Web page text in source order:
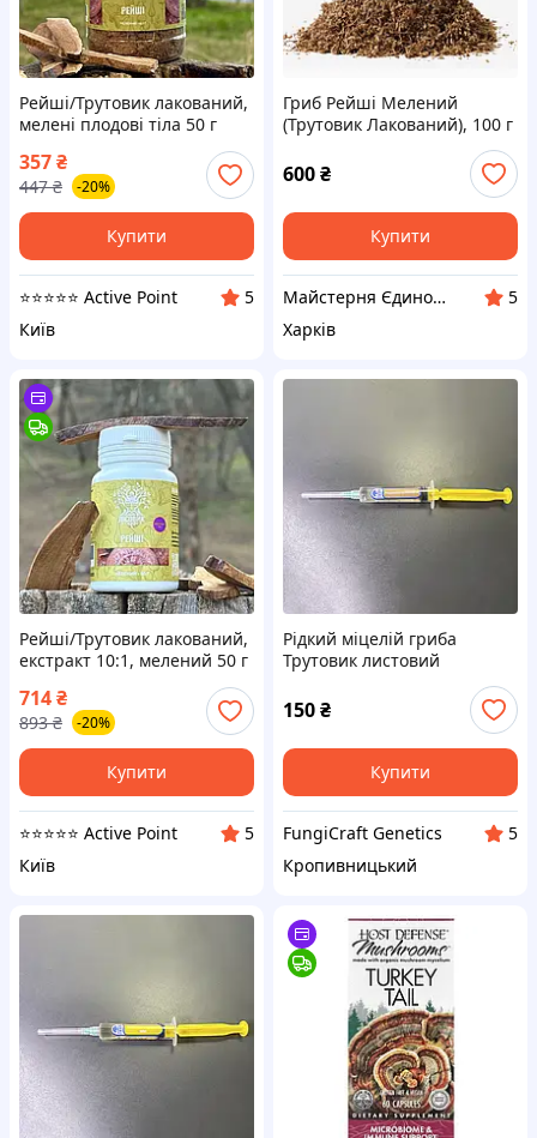
Рейші/Трутовик лакований,
мелені плодові тіла 50 г
357₴
447 ₴ -20%
Купити
⭐️⭐️⭐️⭐️⭐️ Active Point
5
Київ
Гриб Рейші Мелений
(Трутовик Лакований), 100 г
600₴
Купити
Майстерня Єдиного Розуму
5
Харків
Рейші/Трутовик лакований,
екстракт 10:1, мелений 50 г
714₴
893 ₴ -20%
Купити
⭐️⭐️⭐️⭐️⭐️ Active Point
5
Київ
Рідкий міцелій гриба
Трутовик листовий
шприці (10 мл.)
150₴
Купити
FungiCraft Genetics
5
Кропивницький